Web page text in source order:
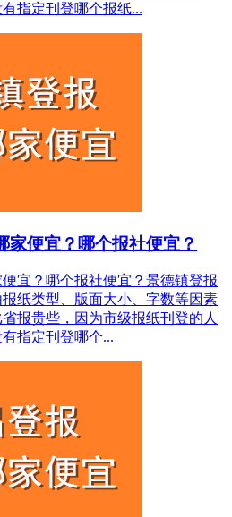
指定刊登哪个报纸...
家便宜？哪个报社便宜？
宜？哪个报社便宜？景德镇登报
纸类型、版面大小、字数等因素
报贵些，因为市级报纸刊登的人
指定刊登哪个...